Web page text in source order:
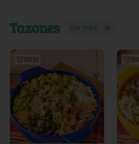
Tazones Ver más